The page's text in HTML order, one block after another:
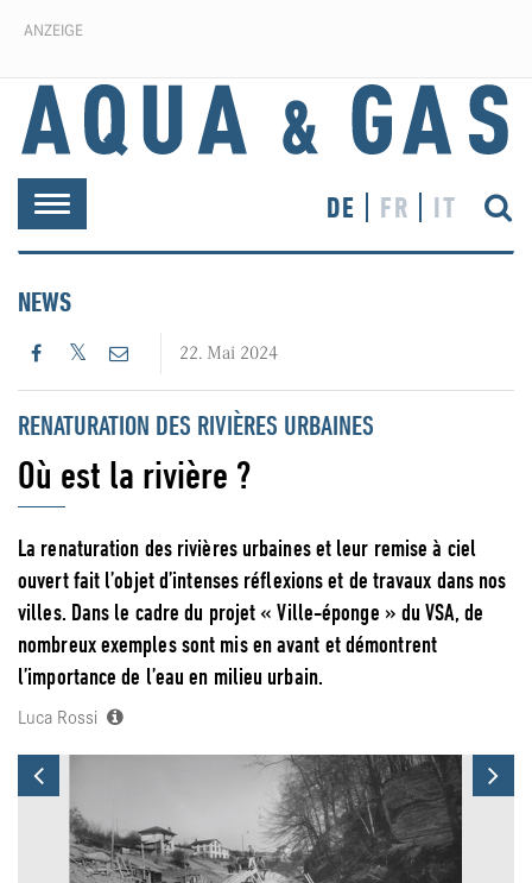
ANZEIGE
Toggle
navigation
DE FR IT
NEWS
22. Mai 2024
RENATURATION DES RIVIÈRES URBAINES
Où est la rivière ?
La renaturation des rivières urbaines et leur remise à ciel
ouvert fait l’objet d’intenses réflexions et de travaux dans nos
villes. Dans le cadre du projet « Ville-éponge » du VSA, de
nombreux exemples sont mis en avant et démontrent
l’importance de l’eau en milieu urbain.
Luca Rossi
Previous